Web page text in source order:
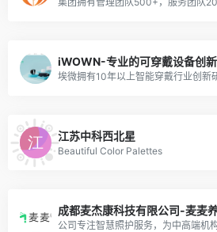
iWOWN-专业的可穿戴设备创
江苏中科西北星
Beautiful Color Palettes
成都麦杰康科技有限公司-麦麦